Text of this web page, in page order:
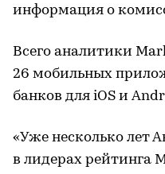
информация о
Всего аналитики
26 мобильных
банков для iOS и
«Уже несколько лет
в лидерах рейтинга